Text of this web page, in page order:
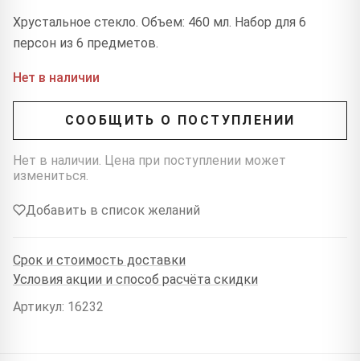
Хрустальное стекло. Объем: 460 мл. Набор для 6
персон из 6 предметов.
Нет в наличии
СООБЩИТЬ О ПОСТУПЛЕНИИ
Нет в наличии. Цена при поступлении может
измениться.
Добавить в список желаний
Срок и стоимость доставки
Условия акции и способ расчёта скидки
Артикул: 16232